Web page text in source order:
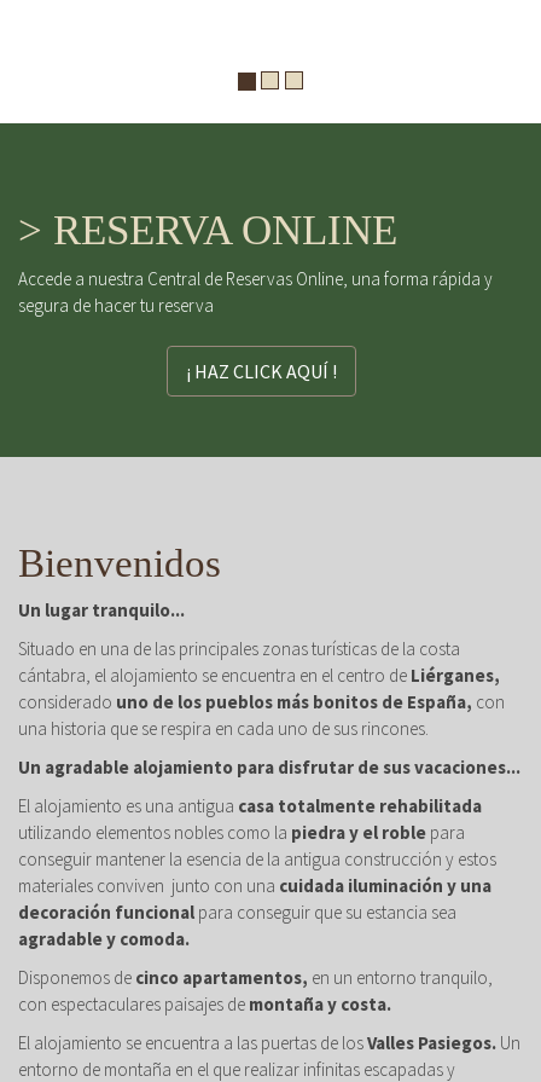
> RESERVA ONLINE
Accede a nuestra Central de Reservas Online, una forma rápida y
segura de hacer tu reserva
¡ HAZ CLICK AQUÍ !
Bienvenidos
Un lugar tranquilo...
Situado en una de las principales zonas turísticas de la costa
cántabra, el alojamiento se encuentra en el centro de Liérganes,
considerado uno de los pueblos más bonitos de España, con
una historia que se respira en cada uno de sus rincones.
Un agradable alojamiento para disfrutar de sus vacaciones...
El alojamiento es una antigua casa totalmente rehabilitada
utilizando elementos nobles como la piedra y el roble para
conseguir mantener la esencia de la antigua construcción y estos
materiales conviven junto con una cuidada iluminación y una
decoración funcional para conseguir que su estancia sea
agradable y comoda.
Disponemos de cinco apartamentos, en un entorno tranquilo,
con espectaculares paisajes de montaña y costa.
El alojamiento se encuentra a las puertas de losValles Pasiegos. Un
entorno de montaña en el que realizar infinitas escapadas y